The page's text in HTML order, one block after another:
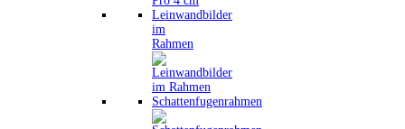
Leinwandbilder
im
Rahmen
Schattenfugenrahmen